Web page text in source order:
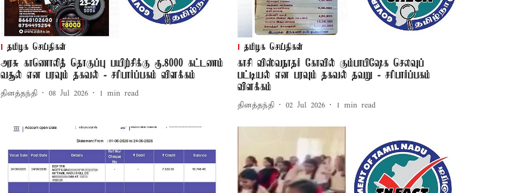
தமிழக செய்திகள்
அரசு காணொலித் தொகுப்பு பயிற்சிக்கு ரூ.8000 கட்டணம்
வசூல் என பரவும் தகவல் - சரிபார்ப்பகம் விளக்கம்
தினத்தந்தி 08 Jul 2026 1 min read
தமிழக செய்திகள்
காசி விஸ்வநாத‌ர் கோவில் கும்பாபிஷேக செலவுப்
பட்டியல் என பரவும் தகவல் தவறு - சரிபார்ப்பகம்
விளக்கம்
தினத்தந்தி 02 Jul 2026 1 min read